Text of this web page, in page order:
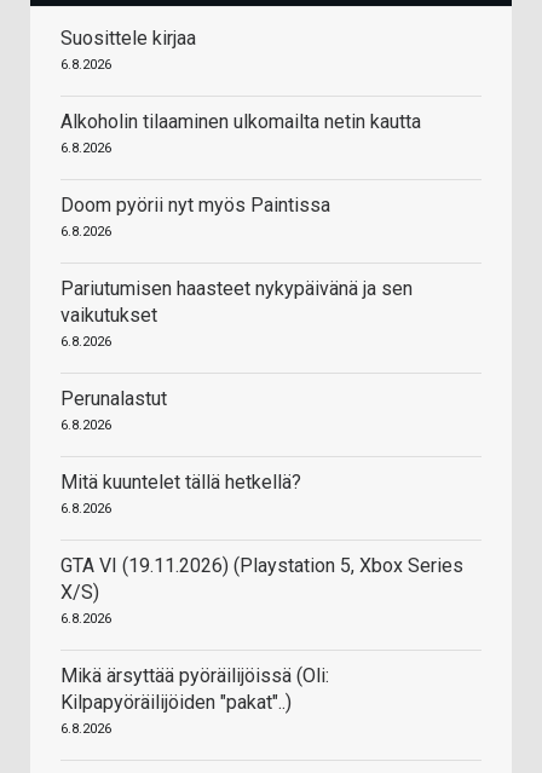
Suosittele kirjaa
6.8.2026
Alkoholin tilaaminen ulkomailta netin kautta
6.8.2026
Doom pyörii nyt myös Paintissa
6.8.2026
Pariutumisen haasteet nykypäivänä ja sen
vaikutukset
6.8.2026
Perunalastut
6.8.2026
Mitä kuuntelet tällä hetkellä?
6.8.2026
GTA VI (19.11.2026) (Playstation 5, Xbox Series
X/S)
6.8.2026
Mikä ärsyttää pyöräilijöissä (Oli:
Kilpapyöräilijöiden "pakat"..)
6.8.2026